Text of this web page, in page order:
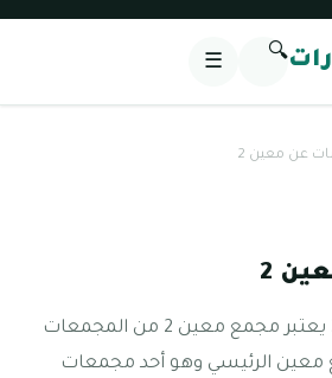
🔍
☰
عن معين 2
2
معلومات عن معين 2 يعتبر مجمع معين 2 من المجمعات
معين الرئيسي وهو أحد مجمعات